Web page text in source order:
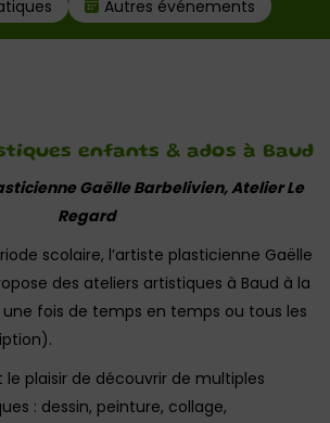
Autres événements
enfants & ados à Baud
Gaëlle Barbelivien, Atelier Le
Regard
scolaire, l’artiste plasticienne Gaëlle
des ateliers artistiques à Baud à la
fois de temps en temps ou tous les
le plaisir de découvrir de multiples
: dessin, peinture, collage,